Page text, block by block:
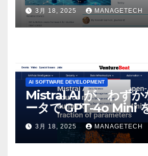
3月 18, 2025 MANAGETECH
AI SOFTWARE DEVELOPMENT
Mistral AI が、わずか
ータで GPT-4o Mini
しいオープンソース モ
リース | VentureBeat
3月 18, 2025 MANAGETECH